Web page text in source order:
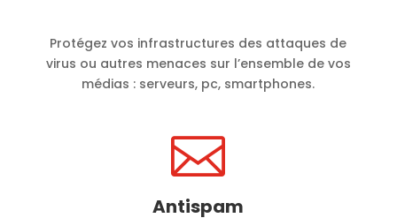
Protégez vos infrastructures des attaques de
virus ou autres menaces sur l’ensemble de vos
médias : serveurs, pc, smartphones.

Antispam